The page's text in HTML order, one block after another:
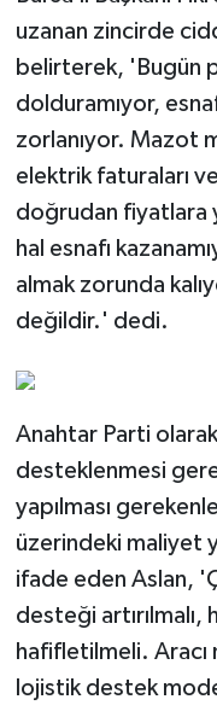
uzanan zincirde
belirterek, 'Bugün
dolduramıyor,
zorlanıyor. Mazot
elektrik faturaları
doğrudan fiyatlara
hal esnafı
almak zorunda
değildir.' dedi.
Anahtar Parti
desteklenmesi
yapılması
üzerindeki maliyet
ifade eden Aslan,
desteği artırılmalı,
hafifletilmeli.
lojistik destek